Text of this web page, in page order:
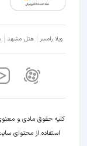
ویلا رامسر هتل مشهد
کلیه حقوق مادی و
استفاده از محتوای